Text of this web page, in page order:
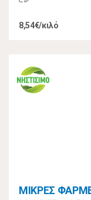
8,54€/κιλό
ΜΙΚΡΕΣ